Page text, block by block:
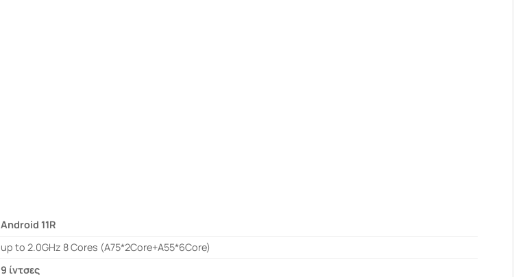
Android 11R
up to 2.0GHz 8 Cores (A75*2Core+A55*6Core)
9 ίντσες